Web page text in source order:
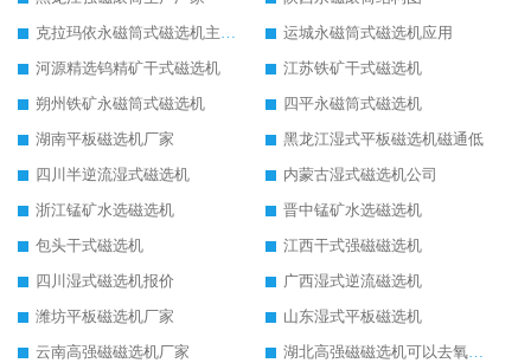
克拉玛依永磁筒式磁选机主要技术参数
运城永磁筒式磁选机应用
河源精选钨精矿干式磁选机
江苏铁矿干式磁选机
朔州铁矿永磁筒式磁选机
四平永磁筒式磁选机
湖南平板磁选机厂家
黑龙江湿式平板磁选机磁通低
四川半逆流湿式磁选机
内蒙古湿式磁选机公司
浙江锰矿水选磁选机
晋中锰矿水选磁选机
包头干式磁选机
江西干式强磁磁选机
四川湿式磁选机报价
广西湿式逆流磁选机
潍坊平板磁选机厂家
山东湿式平板磁选机
云南高强磁磁选机厂家
湖北高强磁磁选机可以去氧化铝